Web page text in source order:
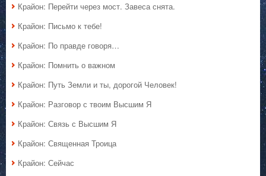
Крайон: Перейти через мост. Завеса снята.
Крайон: Письмо к тебе!
Крайон: По правде говоря…
Крайон: Помнить о важном
Крайон: Путь Земли и ты, дорогой Человек!
Крайон: Разговор с твоим Высшим Я
Крайон: Связь с Высшим Я
Крайон: Священная Троица
Крайон: Сейчас